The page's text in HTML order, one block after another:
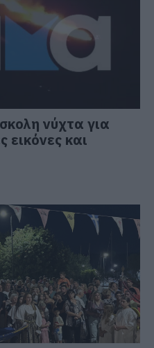
νύχτα για
εικόνες και